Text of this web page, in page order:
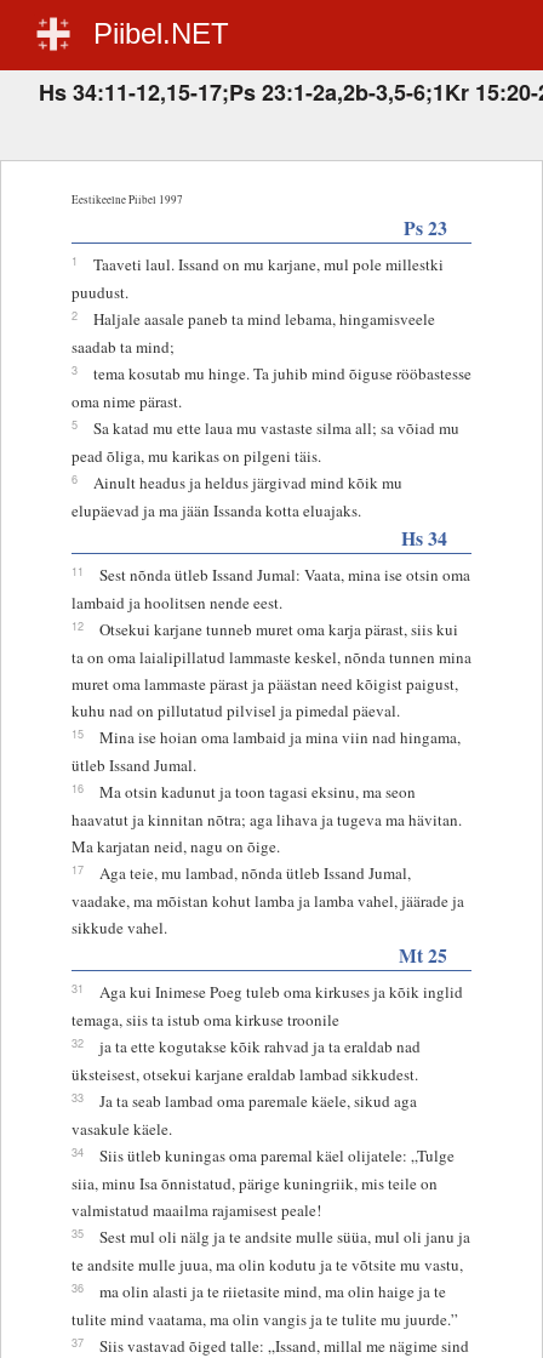
Piibel.NET
Hs 34:11-12,15-17;Ps 23:1-2a,2b-3,5-6;1Kr
Eestikeelne Piibel 1997
Ps 23
1
Taaveti laul. Issand on mu karjane, mul pole millestki
puudust.
2
Haljale aasale paneb ta mind lebama, hingamisveele
saadab ta mind;
3
tema kosutab mu hinge. Ta juhib mind õiguse rööbastesse
oma nime pärast.
5
Sa katad mu ette laua mu vastaste silma all; sa võiad mu
pead õliga, mu karikas on pilgeni täis.
6
Ainult headus ja heldus järgivad mind kõik mu
elupäevad ja ma jään Issanda kotta eluajaks.
Hs 34
11
Sest nõnda ütleb Issand Jumal: Vaata, mina ise otsin oma
lambaid ja hoolitsen nende eest.
12
Otsekui karjane tunneb muret oma karja pärast, siis kui
ta on oma laialipillatud lammaste keskel, nõnda tunnen mina
muret oma lammaste pärast ja päästan need kõigist paigust,
kuhu nad on pillutatud pilvisel ja pimedal päeval.
15
Mina ise hoian oma lambaid ja mina viin nad hingama,
ütleb Issand Jumal.
16
Ma otsin kadunut ja toon tagasi eksinu, ma seon
haavatut ja kinnitan nõtra; aga lihava ja tugeva ma hävitan.
Ma karjatan neid, nagu on õige.
17
Aga teie, mu lambad, nõnda ütleb Issand Jumal,
vaadake, ma mõistan kohut lamba ja lamba vahel, jäärade ja
sikkude vahel.
Mt 25
31
Aga kui Inimese Poeg tuleb oma kirkuses ja kõik inglid
temaga, siis ta istub oma kirkuse troonile
32
ja ta ette kogutakse kõik rahvad ja ta eraldab nad
üksteisest, otsekui karjane eraldab lambad sikkudest.
33
Ja ta seab lambad oma paremale käele, sikud aga
vasakule käele.
34
Siis ütleb kuningas oma paremal käel olijatele: „Tulge
siia, minu Isa õnnistatud, pärige kuningriik, mis teile on
valmistatud maailma rajamisest peale!
35
Sest mul oli nälg ja te andsite mulle süüa, mul oli janu ja
te andsite mulle juua, ma olin kodutu ja te võtsite mu vastu,
36
ma olin alasti ja te riietasite mind, ma olin haige ja te
tulite mind vaatama, ma olin vangis ja te tulite mu juurde.”
37
Siis vastavad õiged talle: „Issand, millal me nägime sind